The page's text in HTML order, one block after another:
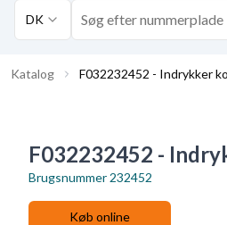
DK
Katalog F032232452 - Indrykker
F032232452 -
Brugsnummer 232452
Køb online